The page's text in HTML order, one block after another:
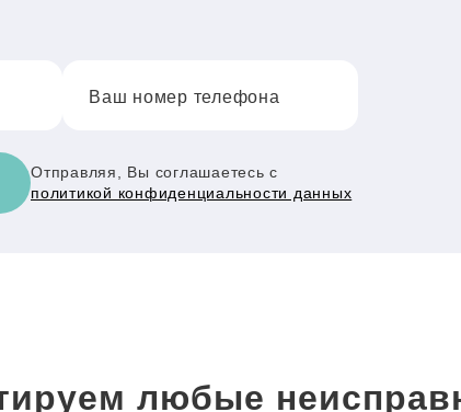
Ваш номер телефона
Отправляя, Вы соглашаетесь с
политикой конфиденциальности данных
любые